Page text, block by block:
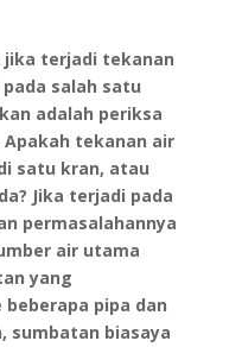
jika terjadi tekanan
salah satu
adalah periksa
tekanan air
satu kran, atau
Jika terjadi pada
permasalahannya
air utama
yang
pipa dan
sumbatan biasaya